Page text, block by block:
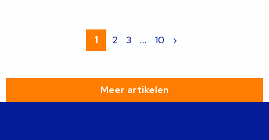
1 2 3 … 10 ›
Meer artikelen